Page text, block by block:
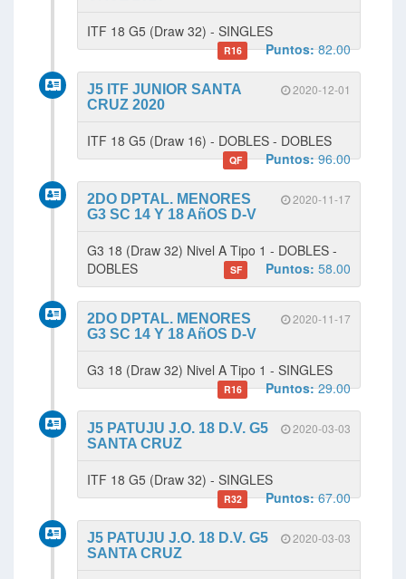
ITF 18 G5 (Draw 32) - SINGLES
R16 Puntos:82.00
2020-12-01
J5 ITF JUNIOR SANTA
CRUZ 2020
ITF 18 G5 (Draw 16) - DOBLES - DOBLES
QF Puntos:96.00
2020-11-17
2DO DPTAL. MENORES
G3 SC 14 Y 18 AñOS D-V
G3 18 (Draw 32) Nivel A Tipo 1 - DOBLES -
DOBLES
SF Puntos: 58.00
2020-11-17
2DO DPTAL. MENORES
G3 SC 14 Y 18 AñOS D-V
G3 18 (Draw 32) Nivel A Tipo 1 - SINGLES
R16 Puntos:29.00
2020-03-03
J5 PATUJU J.O. 18 D.V. G5
SANTA CRUZ
ITF 18 G5 (Draw 32) - SINGLES
R32 Puntos:67.00
2020-03-03
J5 PATUJU J.O. 18 D.V. G5
SANTA CRUZ